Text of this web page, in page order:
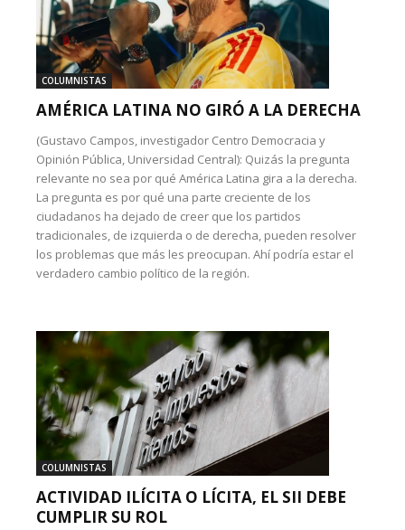
COLUMNISTAS
AMÉRICA LATINA NO GIRÓ A LA DERECHA
(Gustavo Campos, investigador Centro Democracia y
Opinión Pública, Universidad Central): Quizás la pregunta
relevante no sea por qué América Latina gira a la derecha.
La pregunta es por qué una parte creciente de los
ciudadanos ha dejado de creer que los partidos
tradicionales, de izquierda o de derecha, pueden resolver
los problemas que más les preocupan. Ahí podría estar el
verdadero cambio político de la región.
COLUMNISTAS
ACTIVIDAD ILÍCITA O LÍCITA, EL SII DEBE
CUMPLIR SU ROL